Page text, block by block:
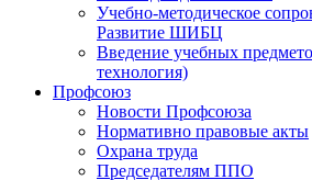
Учебно-методическое
Развитие ШИБЦ
Введение учебных
технология)
Профсоюз
Новости Профсоюза
Нормативно правовые акты
Охрана труда
Председателям ППО